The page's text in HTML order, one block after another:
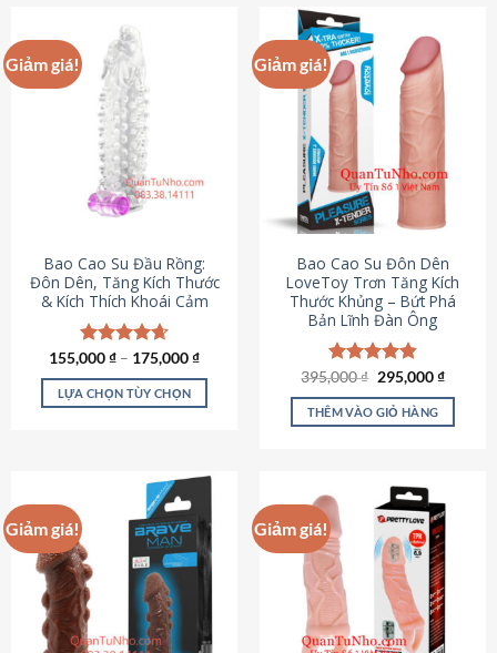
có
nhiều
biến
thể.
Các
tùy
chọn
có
chọn
trên
trang
sản
phẩm
Giảm giá!
Bao Cao Su Đầu Rồng:
Đôn Dên, Tăng Kích Thước
& Kích Thích Khoái Cảm
Được xếp
hạng4.69
5 sao
155,000₫ – 175,000₫
LỰA CHỌN TÙY CHỌN
nhiều
biến
thể.
Các
tùy
chọn
Giảm giá!
Bao Cao Su Đôn Dên
LoveToy Trơn Tăng Kích
Thước Khủng – Bứt Phá
Bản Lĩnh Đàn Ông
Được xếp
hạng4.82
5 sao
395,000₫ Giá
là:
395,000 ₫.
295,000₫Giá
tại
THÊM VÀO GIỎ HÀNG
Giảm giá! Giảm giá!